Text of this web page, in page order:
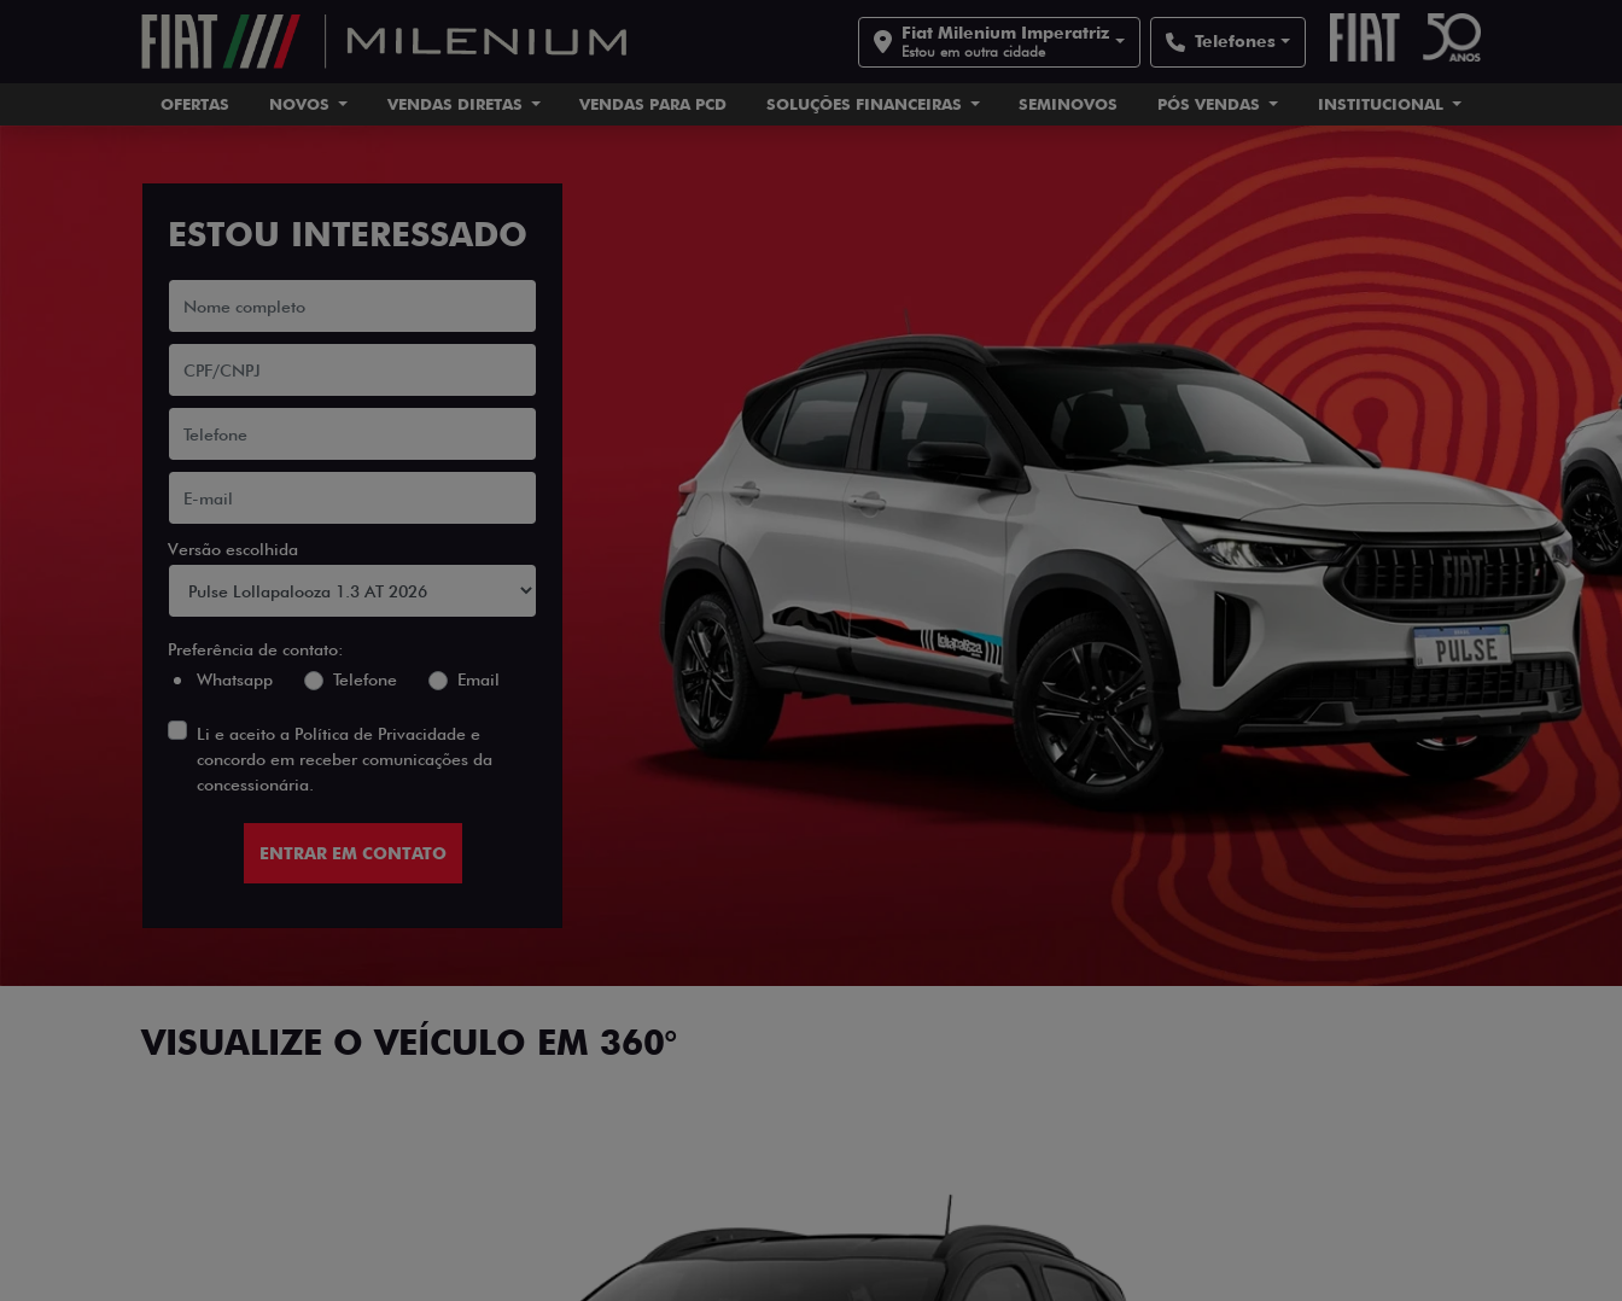
Fiat Milenium Imperatriz
Estou em outra cidade Telefones
OFERTAS NOVOS VENDAS DIRETAS VENDAS PARA PCD SOLUÇÕES FINANCEIRAS SEMINOVOS PÓS VENDAS INSTITUCIONAL
ESTOU INTERESSADO
Versão escolhida
Preferência de contato:
Whatsapp
Telefone Email
Li e aceito a Política de Privacidade e
concordo em receber comunicações da
concessionária.
ENTRAR EM CONTATO
VISUALIZE O VEÍCULO EM 360°